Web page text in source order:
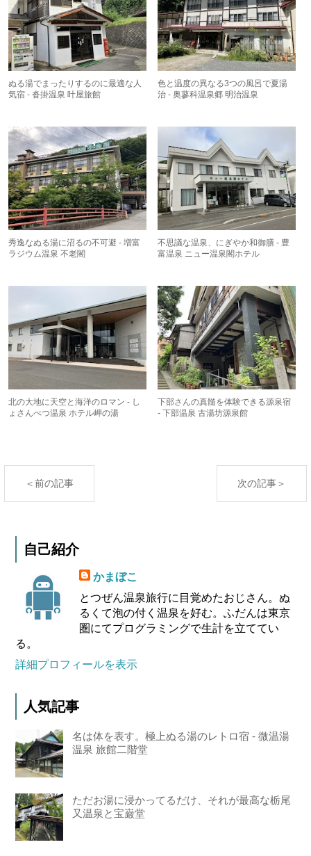
ぬる湯でまったりするのに最適な人
気宿 - 沓掛温泉 叶屋旅館
色と温度の異なる3つの風呂で夏湯
治 - 奥蓼科温泉郷 明治温泉
秀逸なぬる湯に沼るの不可避 - 増富
ラジウム温泉 不老閣
不思議な温泉、にぎやか和御膳 - 豊
富温泉 ニュー温泉閣ホテル
北の大地に天空と海洋のロマン - し
ょさんべつ温泉 ホテル岬の湯
下部さんの真髄を体験できる源泉宿
- 下部温泉 古湯坊源泉館
＜前の記事 次の記事＞
自己紹介
かまぼこ
とつぜん温泉旅行に目覚めたおじさん。ぬ
るくて泡の付く温泉を好む。ふだんは東京
圏にてプログラミングで生計を立ててい
る。
詳細プロフィールを表示
人気記事
名は体を表す。極上ぬる湯のレトロ宿 - 微温湯
温泉 旅館二階堂
ただお湯に浸かってるだけ、それが最高な栃尾
又温泉と宝巌堂